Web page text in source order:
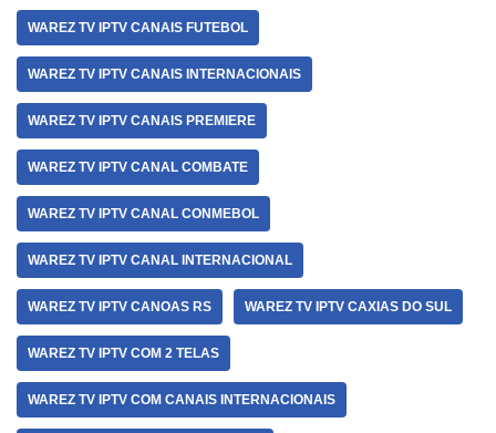
WAREZ TV IPTV CANAIS FUTEBOL
WAREZ TV IPTV CANAIS INTERNACIONAIS
WAREZ TV IPTV CANAIS PREMIERE
WAREZ TV IPTV CANAL COMBATE
WAREZ TV IPTV CANAL CONMEBOL
WAREZ TV IPTV CANAL INTERNACIONAL
WAREZ TV IPTV CANOAS RS WAREZ TV IPTV CAXIAS DO SUL
WAREZ TV IPTV COM 2 TELAS
WAREZ TV IPTV COM CANAIS INTERNACIONAIS